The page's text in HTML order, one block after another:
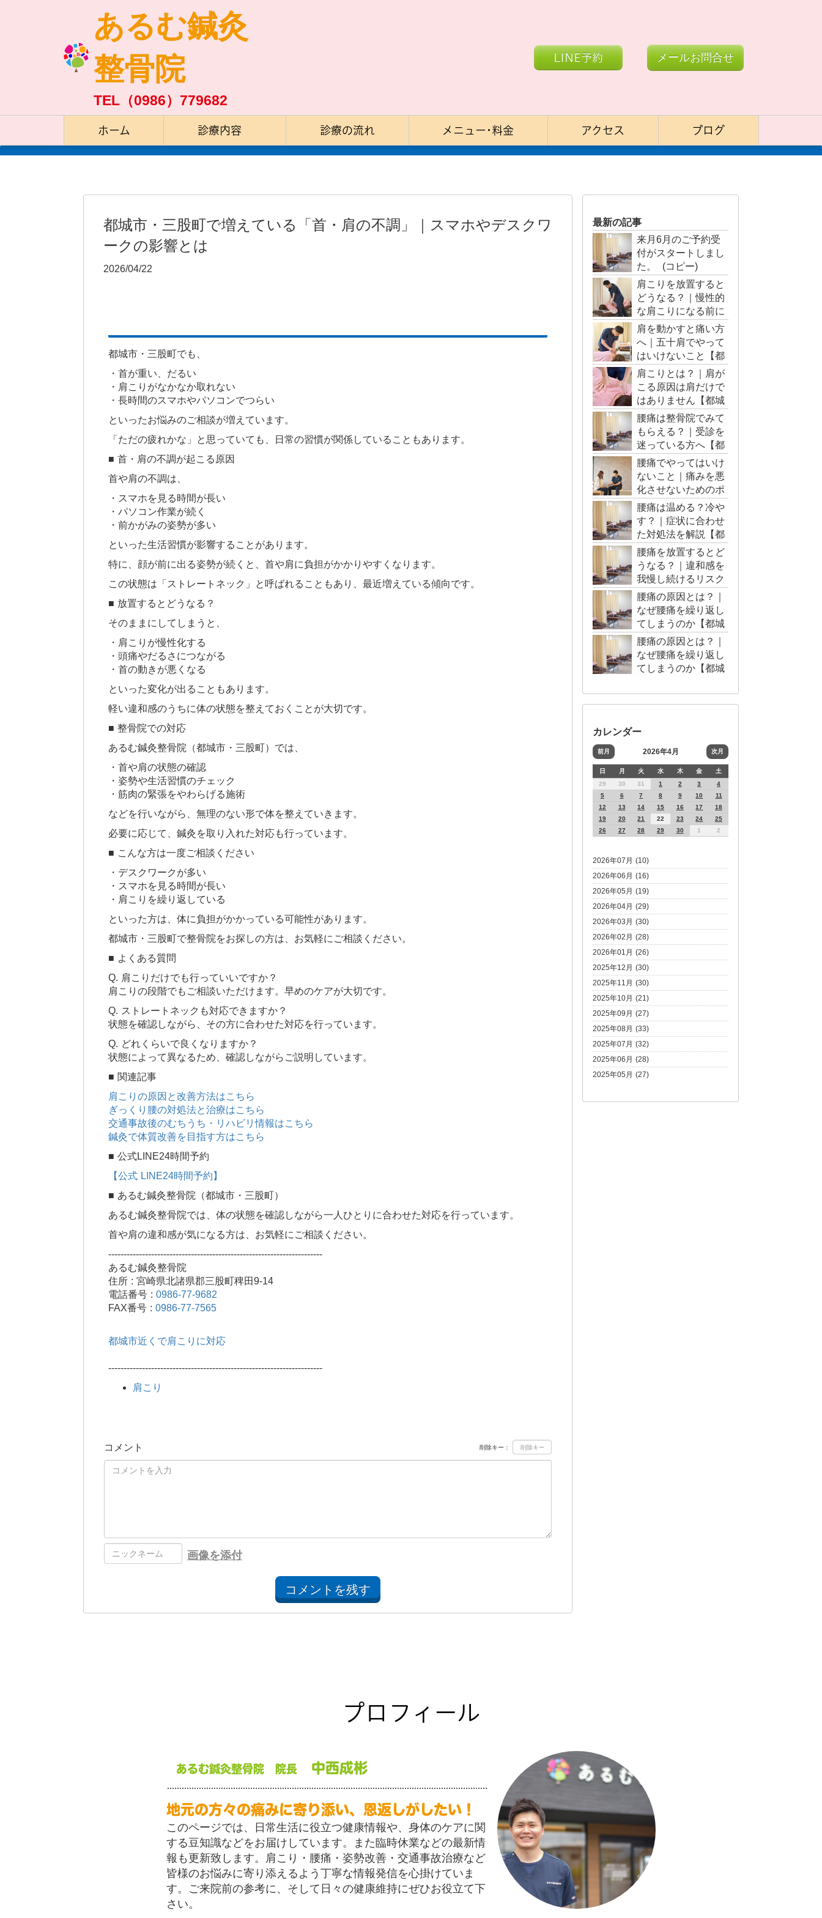
あるむ鍼灸
整骨院
TEL（0986）779682
LINE予約 メールお問合せ
ホーム 診療内容 診療の流れ メニュー･料金 アクセス ブログ
都城市・三股町で増えている「首・肩の不調」｜スマホやデスクワ
ークの影響とは
2026/04/22
都城市・三股町でも、
・首が重い、だるい
・肩こりがなかなか取れない
・長時間のスマホやパソコンでつらい
といったお悩みのご相談が増えています。
「ただの疲れかな」と思っていても、日常の習慣が関係していることもあります。
■ 首・肩の不調が起こる原因
首や肩の不調は、
・スマホを見る時間が長い
・パソコン作業が続く
・前かがみの姿勢が多い
といった生活習慣が影響することがあります。
特に、顔が前に出る姿勢が続くと、首や肩に負担がかかりやすくなります。
この状態は「ストレートネック」と呼ばれることもあり、最近増えている傾向です。
■ 放置するとどうなる？
そのままにしてしまうと、
・肩こりが慢性化する
・頭痛やだるさにつながる
・首の動きが悪くなる
といった変化が出ることもあります。
軽い違和感のうちに体の状態を整えておくことが大切です。
■ 整骨院での対応
あるむ鍼灸整骨院（都城市・三股町）では、
・首や肩の状態の確認
・姿勢や生活習慣のチェック
・筋肉の緊張をやわらげる施術
などを行いながら、無理のない形で体を整えていきます。
必要に応じて、鍼灸を取り入れた対応も行っています。
■ こんな方は一度ご相談ください
・デスクワークが多い
・スマホを見る時間が長い
・肩こりを繰り返している
といった方は、体に負担がかかっている可能性があります。
都城市・三股町で整骨院をお探しの方は、お気軽にご相談ください。
■ よくある質問
Q. 肩こりだけでも行っていいですか？
肩こりの段階でもご相談いただけます。早めのケアが大切です。
Q. ストレートネックも対応できますか？
状態を確認しながら、その方に合わせた対応を行っています。
Q. どれくらいで良くなりますか？
状態によって異なるため、確認しながらご説明しています。
■ 関連記事
肩こりの原因と改善方法はこちら
ぎっくり腰の対処法と治療はこちら
交通事故後のむちうち・リハビリ情報はこちら
鍼灸で体質改善を目指す方はこちら
■ 公式LINE24時間予約
【公式 LINE24時間予約】
■ あるむ鍼灸整骨院（都城市・三股町）
あるむ鍼灸整骨院では、体の状態を確認しながら一人ひとりに合わせた対応を行っています。
首や肩の違和感が気になる方は、お気軽にご相談ください。
----------------------------------------------------------------------
あるむ鍼灸整骨院
住所 : 宮崎県北諸県郡三股町稗田9-14
電話番号 : 0986-77-9682
FAX番号 : 0986-77-7565
都城市近くで肩こりに対応
----------------------------------------------------------------------
肩こり
コメント 削除キー：
画像を添付
コメントを残す
最新の記事
来月6月のご予約受
付がスタートしまし
た。 (コピー)
肩こりを放置すると
どうなる？｜慢性的
な肩こりになる前に
【都城市・三股町】
肩を動かすと痛い方
へ｜五十肩でやって
はいけないこと【都
城市・三股町】
肩こりとは？｜肩が
こる原因は肩だけで
はありません【都城
市・三股町】
腰痛は整骨院でみて
もらえる？｜受診を
迷っている方へ【都
城市・三股町】
腰痛でやってはいけ
ないこと｜痛みを悪
化させないためのポ
イント【都城市・三
股町】
腰痛は温める？冷や
す？｜症状に合わせ
た対処法を解説【都
城市・三股町
腰痛を放置するとど
うなる？｜違和感を
我慢し続けるリスク
【都城市・三股町】
腰痛の原因とは？｜
なぜ腰痛を繰り返し
てしまうのか【都城
市・三股町】
腰痛の原因とは？｜
なぜ腰痛を繰り返し
てしまうのか【都城
カレンダー
前月 2026年4月 次月
日 月 火 水 木 金
土
29
30 31 1 2 3
4
5
6 7 8 9 10
11
12
13 14 15 16 17
18
19
20 21 22 23 24
25
26
27 28 29 30 1 2
2026年07月 (10)
2026年06月 (16)
2026年05月 (19)
2026年04月 (29)
2026年03月 (30)
2026年02月 (28)
2026年01月 (26)
2025年12月 (30)
2025年11月 (30)
2025年10月 (21)
2025年09月 (27)
2025年08月 (33)
2025年07月 (32)
2025年06月 (28)
2025年05月 (27)
プロフィール
あるむ鍼灸整骨院 院長 中西成彬
地元の方々の痛みに寄り添い、恩返しがしたい！
このページでは、日常生活に役立つ健康情報や、身体のケアに関
する豆知識などをお届けしています。また臨時休業などの最新情
報も更新致します。肩こり・腰痛・姿勢改善・交通事故治療など
皆様のお悩みに寄り添えるよう丁寧な情報発信を心掛けていま
す。ご来院前の参考に、そして日々の健康維持にぜひお役立て下
さい。